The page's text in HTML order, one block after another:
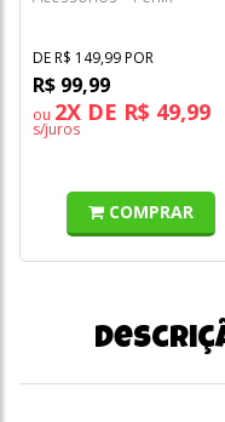
DE R$ 149,99 POR
R$ 99,99
ou 2X DE R$ 49,99
s/juros
COMPRAR